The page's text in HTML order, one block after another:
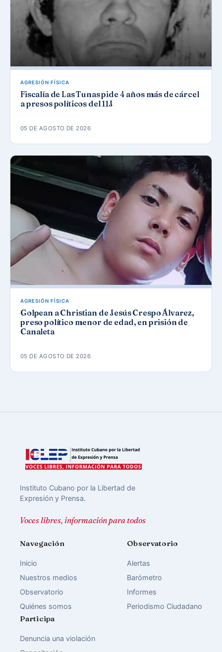
AGRESIÓN FÍSICA
Fiscalía de Las Tunas pide 4 años más de cárcel
a presos políticos del 11J
05 DE AGOSTO DE 2026
AGRESIÓN FÍSICA
Golpean a Christian de Jesús Crespo Álvarez,
preso político menor de edad, en prisión de
Canaleta
05 DE AGOSTO DE 2026
Instituto Cubano por la Libertad de
Expresión y Prensa.
Voces libres, información para todos
Navegación
Inicio
Nuestros medios
Observatorio
Quiénes somos
Observatorio
Alertas
Barómetro
Informes
Periodismo Ciudadano
Participa
Denuncia una violación